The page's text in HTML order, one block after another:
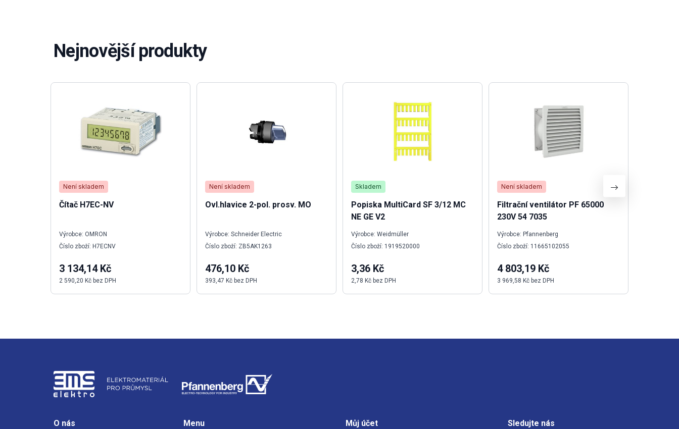
Nejnovější produkty
Není skladem
Čítač H7EC-NV
Výrobce: OMRON
Číslo zboží: H7ECNV
3 134,14 Kč
2 590,20 Kč bez DPH
Není skladem
Ovl.hlavice 2-pol. prosv. MO
Výrobce: Schneider Electric
Číslo zboží: ZB5AK1263
476,10 Kč
393,47 Kč bez DPH
Skladem
Popiska MultiCard SF 3/12 MC
NE GE V2
Výrobce: Weidmüller
Číslo zboží: 1919520000
3,36 Kč
2,78 Kč bez DPH
Není skladem
Filtrační ventilátor PF 65000
230V 54 7035
Výrobce: Pfannenberg
Číslo zboží: 11665102055
4 803,19 Kč
3 969,58 Kč bez DPH
O nás Menu Můj účet Sledujte nás